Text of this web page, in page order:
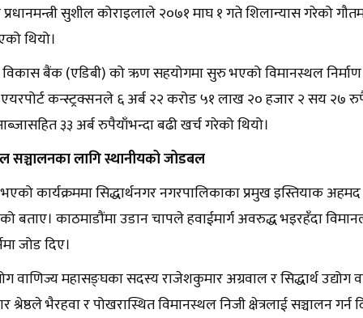
सुशील कोराइलाले २०७१ माघ १ गते शिलान्यास गरेको
थियो।
बैंक (एडिबी) को ऋण सहयोगमा सुरु भएको विमानस्थल निर्माण
कन्स्ट्रक्सनले ६ अर्ब २२ करोड ५१ लाख २० हजार २ सय २७
३३ अर्ब रुपैयाँभन्दा बढी खर्च गरेको थियो।
सञ्चालनका लागि स्थानीयको जोडबल
कार्यक्रममा सिद्धार्थनगर नगरपालिकाका प्रमुख इस्तियाक
बताए। काठमाडौंमा उडान चापले हवाईमार्ग अवरुद्ध भइरहँदा
जोड दिए।
वाणिज्य महासङ्घका सदस्य राजेशकुमार अग्रवाल र सिद्धार्थ उद्योग
श्रेष्ठले भैरहवा र पोखरास्थित विमानस्थल निजी क्षेत्रलाई सञ्चालन गर्न